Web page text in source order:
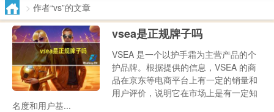
> 作者“vs”的文章
vsea是正规牌子吗
VSEA 是一个以护手霜为主营产品的个
护品牌。根据提供的信息，VSEA 的商
品在京东等电商平台上有一定的销量和
用户评价，说明它在市场上是有一定知
名度和用户基...